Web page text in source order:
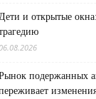
и открытые
подержанных